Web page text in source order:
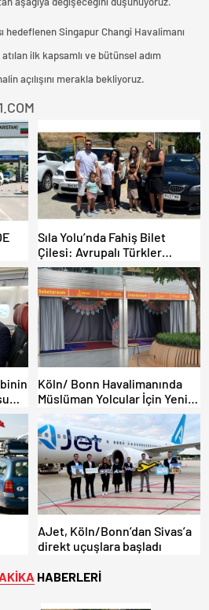
hedeflenen Singapur Changi Havalimanı
ilk kapsamlı ve bütünsel adım
açılışını merakla bekliyoruz.
Sıla Yolu’nda Fahiş Bilet
Çilesi: Avrupalı Türkler
Karayollarına Akın Etti,
Gümrükler Kilitlendi!
Köln/ Bonn Havalimanında
Müslüman Yolcular İçin Yeni
İbadet Alanları Açıldı
AJet, Köln/Bonn’dan Sivas’a
direkt uçuşlara başladı
HABERLERİ